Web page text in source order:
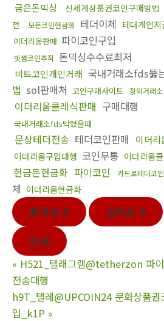
금은돈믹싱 신세계상품권코인구매방법
전
모든코인현금화 테더이체 테더개인지
이더리움판매 파이코인구입
빗썸코인추적 돈믹싱수수료최저
비트코인개인거래 국내거래소fds뚫
법 sol판매처 코인구매사이트 장외거래소
이더리움클레식판매 구매대행
국내거래소fds막혔을때
문상테더전송 테더코인판매 이더리
이더리움구입대행 코인무통 이더리움
현금돈현금화 파이코인 카드로테더코
체 이더리움현금화
좋아요 0 싫어요 0
인쇄
« H521_텔래그램@tetherzon 파이
전송대행
h9T_텔레@UPCOIN24 문화상품권
입_k1P »